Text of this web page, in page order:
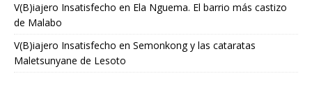
V(B)iajero Insatisfecho en Ela Nguema. El barrio más castizo
de Malabo
V(B)iajero Insatisfecho en Semonkong y las cataratas
Maletsunyane de Lesoto